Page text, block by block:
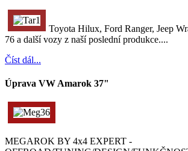
Toyota Hilux, Ford Ranger, Jeep
76 a další vozy z naší poslední produkce....
Číst dál...
Úprava VW Amarok 37"
MEGAROK BY 4x4 EXPERT -